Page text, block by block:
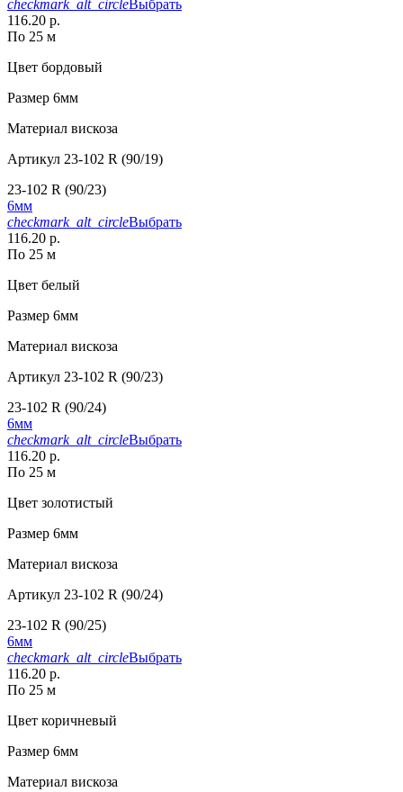
checkmark_alt_circleВыбрать
116.20 р.
По 25 м
Цвет бордовый
Размер 6мм
Материал вискоза
Артикул 23-102 R (90/19)
23-102 R (90/23)
6мм
checkmark_alt_circleВыбрать
116.20 р.
По 25 м
Цвет белый
Размер 6мм
Материал вискоза
Артикул 23-102 R (90/23)
23-102 R (90/24)
6мм
checkmark_alt_circleВыбрать
116.20 р.
По 25 м
Цвет золотистый
Размер 6мм
Материал вискоза
Артикул 23-102 R (90/24)
23-102 R (90/25)
6мм
checkmark_alt_circleВыбрать
116.20 р.
По 25 м
Цвет коричневый
Размер 6мм
Материал вискоза